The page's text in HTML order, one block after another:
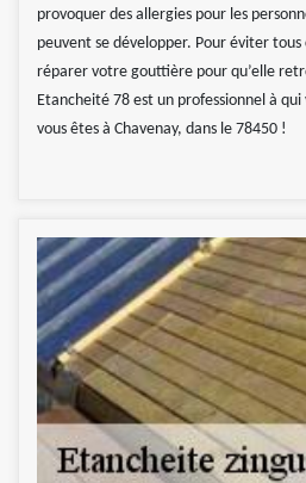
provoquer des allergies pour les
peuvent se développer. Pour éviter
réparer votre gouttière pour qu’elle
Etancheité 78 est un professionnel à qui
vous êtes à Chavenay, dans le 78450 !